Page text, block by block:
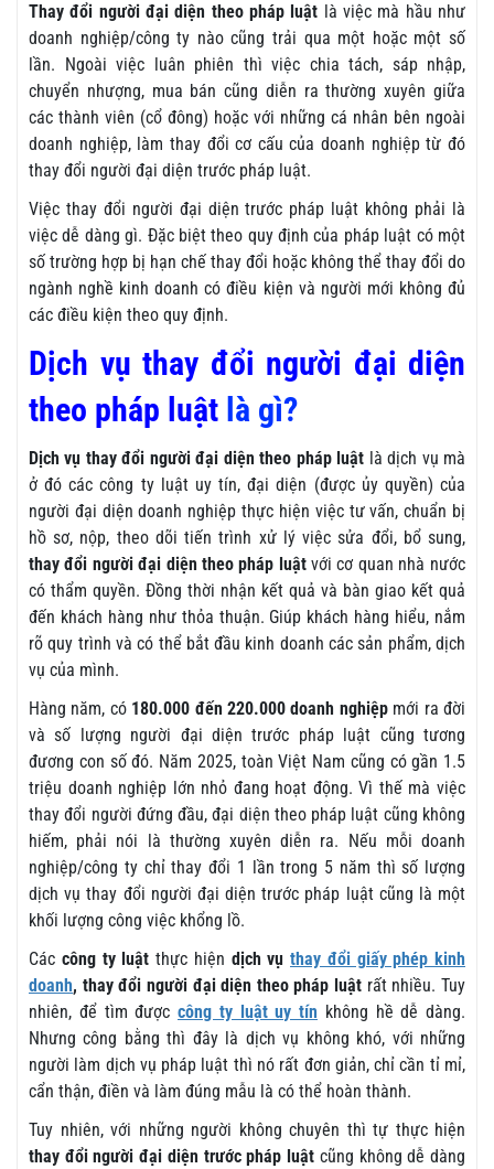
Thay đổi người đại diện theo pháp luật là việc mà hầu như
doanh nghiệp/công ty nào cũng trải qua một hoặc một số
lần. Ngoài việc luân phiên thì việc chia tách, sáp nhập,
chuyển nhượng, mua bán cũng diễn ra thường xuyên giữa
các thành viên (cổ đông) hoặc với những cá nhân bên ngoài
doanh nghiệp, làm thay đổi cơ cấu của doanh nghiệp từ đó
thay đổi người đại diện trước pháp luật.
Việc thay đổi người đại diện trước pháp luật không phải là
việc dễ dàng gì. Đặc biệt theo quy định của pháp luật có một
số trường hợp bị hạn chế thay đổi hoặc không thể thay đổi do
ngành nghề kinh doanh có điều kiện và người mới không đủ
các điều kiện theo quy định.
Dịch vụ thay đổi người đại diện
theo pháp luật là gì?
Dịch vụ thay đổi người đại diện theo pháp luật là dịch vụ mà
ở đó các công ty luật uy tín, đại diện (được ủy quyền) của
người đại diện doanh nghiệp thực hiện việc tư vấn, chuẩn bị
hồ sơ, nộp, theo dõi tiến trình xử lý việc sửa đổi, bổ sung,
thay đổi người đại diện theo pháp luậtvới cơ quan nhà nước
có thẩm quyền. Đồng thời nhận kết quả và bàn giao kết quả
đến khách hàng như thỏa thuận. Giúp khách hàng hiểu, nắm
rõ quy trình và có thể bắt đầu kinh doanh các sản phẩm, dịch
vụ của mình.
Hàng năm, có 180.000 đến 220.000 doanh nghiệpmới ra đời
và số lượng người đại diện trước pháp luật cũng tương
đương con số đó. Năm 2025, toàn Việt Nam cũng có gần 1.5
triệu doanh nghiệp lớn nhỏ đang hoạt động. Vì thế mà việc
thay đổi người đứng đầu, đại diện theo pháp luật cũng không
hiếm, phải nói là thường xuyên diễn ra. Nếu mỗi doanh
nghiệp/công ty chỉ thay đổi 1 lần trong 5 năm thì số lượng
dịch vụ thay đổi người đại diện trước pháp luật cũng là một
khối lượng công việc khổng lồ.
Các công ty luật thực hiện dịch vụ thay đổi giấy phép kinh
doanh, thay đổi người đại diện theo pháp luật rất nhiều. Tuy
nhiên, để tìm được công ty luật uy tín không hề dễ dàng.
Nhưng công bằng thì đây là dịch vụ không khó, với những
người làm dịch vụ pháp luật thì nó rất đơn giản, chỉ cần tỉ mỉ,
cẩn thận, điền và làm đúng mẫu là có thể hoàn thành.
Tuy nhiên, với những người không chuyên thì tự thực hiện
thay đổi người đại diện trước pháp luật cũng không dễ dàng